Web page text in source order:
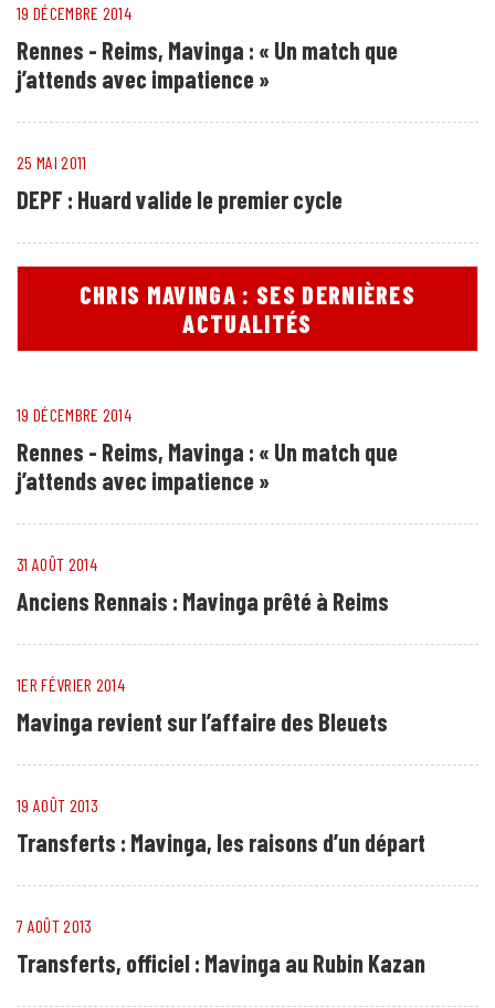
19 DÉCEMBRE 2014
Rennes - Reims, Mavinga : « Un match que
j’attends avec impatience »
25 MAI 2011
DEPF : Huard valide le premier cycle
CHRIS MAVINGA : SES DERNIÈRES
ACTUALITÉS
19 DÉCEMBRE 2014
Rennes - Reims, Mavinga : « Un match que
j’attends avec impatience »
31 AOÛT 2014
Anciens Rennais : Mavinga prêté à Reims
1ER FÉVRIER 2014
Mavinga revient sur l’affaire des Bleuets
19 AOÛT 2013
Transferts : Mavinga, les raisons d’un départ
7 AOÛT 2013
Transferts, officiel : Mavinga au Rubin Kazan